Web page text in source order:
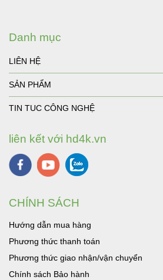
Danh mục
LIÊN HỆ
SẢN PHẨM
TIN TUC CÔNG NGHỆ
liên kết với hd4k.vn
CHÍNH SÁCH
Hướng dẫn mua hàng
Phương thức thanh toán
Phương thức giao nhận/vận chuyển
Chính sách Bảo hành